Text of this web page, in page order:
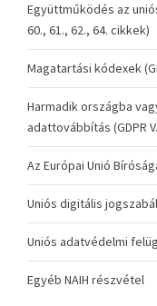
Együttműködés az
60., 61., 62., 64. cikkek)
Magatartási kódexek
Harmadik országba
adattovábbítás (GDPR
Az Európai Unió
Uniós digitális
Uniós adatvédelmi
Egyéb NAIH részvétel